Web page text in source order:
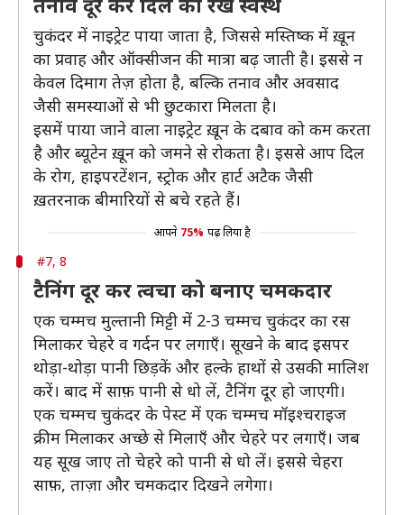
चुकंदर में नाइट्रेट पाया जाता है, जिससे मस्तिष्क में ख़ून
का प्रवाह और ऑक्सीजन की मात्रा बढ़ जाती है। इससे न
केवल दिमाग तेज़ होता है, बल्कि तनाव और अवसाद
जैसी समस्याओं से भी छुटकारा मिलता है।
इसमें पाया जाने वाला नाइट्रेट ख़ून के दबाव को कम करता
है और ब्यूटेन ख़ून को जमने से रोकता है। इससे आप दिल
के रोग, हाइपरटेंशन, स्ट्रोक और हार्ट अटैक जैसी
ख़तरनाक बीमारियों से बचे रहते हैं।
आपने 75% पढ़ लिया है
#7, 8
टैनिंग दूर कर त्वचा को बनाए चमकदार
एक चम्मच मुल्तानी मिट्टी में 2-3 चम्मच चुकंदर का रस
मिलाकर चेहरे व गर्दन पर लगाएँ। सूखने के बाद इसपर
थोड़ा-थोड़ा पानी छिड़कें और हल्के हाथों से उसकी मालिश
करें। बाद में साफ़ पानी से धो लें, टैनिंग दूर हो जाएगी।
एक चम्मच चुकंदर के पेस्ट में एक चम्मच मॉइश्चराइज
क्रीम मिलाकर अच्छे से मिलाएँ और चेहरे पर लगाएँ। जब
यह सूख जाए तो चेहरे को पानी से धो लें। इससे चेहरा
साफ़, ताज़ा और चमकदार दिखने लगेगा।